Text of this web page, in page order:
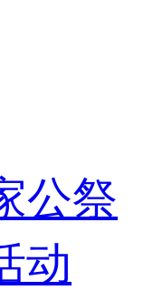
公祭
动